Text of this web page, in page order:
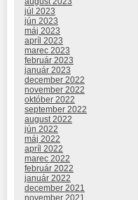
júl 2023
jún 2023
máj 2023
apríl 2023
marec 2023
február 2023
január 2023
december 2022
november 2022
október 2022
september 2022
august 2022
jún 2022
máj 2022
apríl 2022
marec 2022
február 2022
január 2022
december 2021
november 2021